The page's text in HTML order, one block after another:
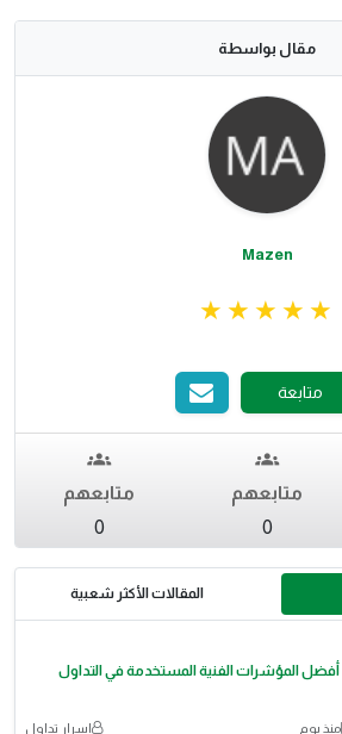
مقال بواسطة
Mazen
متابعة
متابعهم
0
متابعهم
0
المقالات الأكثر شعبية
أفضل المؤشرات الفنية المستخدمة في التداول
منذ يوم اسرار تداول